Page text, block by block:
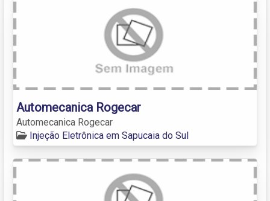
Automecanica Rogecar
Automecanica Rogecar
Injeção Eletrônica em Sapucaia do Sul